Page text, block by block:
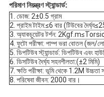
পরিমাণ নিয়ন্ত্রণ স্ট্যান্ডার্ড:
1. ডোজ: 2±0.5 গ্রাম
2. প্রাইম টাইম:≤6 বার (টিউবের
3. অ্যাকচুয়েটর টর্শন:
4. ফুটো পরীক্ষা: পাম্প ভরা বোতল (জল/
5. ডিপটিউব স্ট্যান্ডার্ড: ডিপটিউব এবং
6. ডিসটিউব দৈর্ঘ্য সহনশীলতা:(±2 মিমি)
7. ক্ষতি পরীক্ষা: ভূমি থেকে 1.2M
8. পরিষেবা জীবন: 2000 বার।